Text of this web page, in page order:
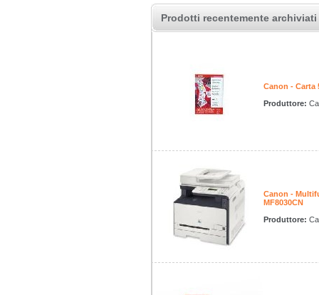
Prodotti recentemente archiviati
Canon - Carta
Produttore:
Canon -
MF8030CN
Produttore: